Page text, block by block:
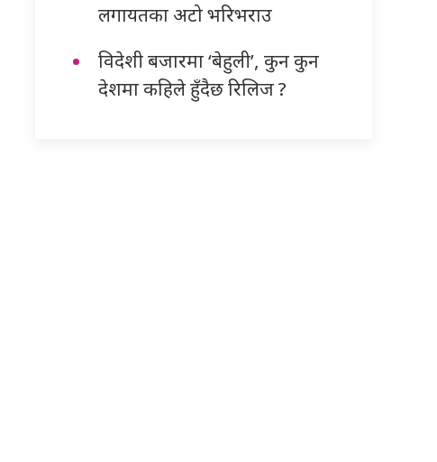
लगायतका अटो भरिभराउ
विदेशी बजारमा ‘बेहुली’, कुन कुन
देशमा कहिले हुँदैछ रिलिज ?